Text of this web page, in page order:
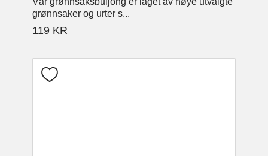
grønnsaker og urter s...
119 KR